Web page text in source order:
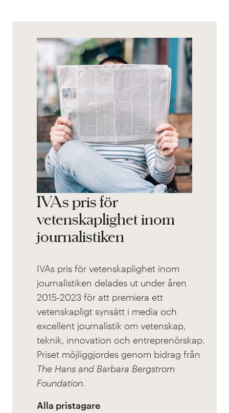
IVAs pris för
vetenskaplighet inom
journalistiken
IVAs pris för vetenskaplighet inom
journalistiken delades ut under åren
2015-2023 för att premiera ett
vetenskapligt synsätt i media och
excellent journalistik om vetenskap,
teknik, innovation och entreprenörskap.
Priset möjliggjordes genom bidrag från
The Hans and Barbara Bergstrom
Foundation.
Alla pristagare